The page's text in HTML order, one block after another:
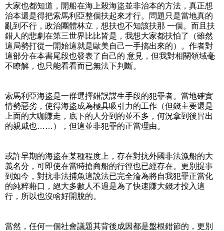
大家也都知道，開船在海上殺海盜並非治本的方法，真正想
治本還是得把索馬利亞整個扶起來才行。問題只是當地真的
亂到不行，政治團體林立，想扶也不知該扶那 一個。而且扶
錯人的悲劇在第三世界比比皆是，我想大家都扶怕了（雖然
這局勢打從一開始這就是歐美自己一手搞出來的）。作者對
這部分在本書尾段也發表了自己的 意見，但我對相關領域毫
不瞭解，也只能看看而已無法下判斷。
索馬利亞海盜是一群選擇錯誤謀生手段的犯罪者。當地確實
情勢惡劣，使得海盜成為極具吸引力的工作（但錢主要還是
上面的大咖賺走，底下的人分到的並不多，何況拿到後冒出
的親戚也……），但這並非犯罪的正當理由。
或許早期的海盜在某種程度上，存在對抗外國非法漁船的大
義名分，可即使在當時搶商船的行徑也已經存在。更別提事
到如今，對抗非法捕魚這說法已完全淪為將自我犯罪正當化
的純粹藉口，絕大多數人不過是為了快速賺大錢才投入這
行，所以也沒啥好開脫的。
當然，任何一個社會議題其背後成因都是盤根錯節的，更別